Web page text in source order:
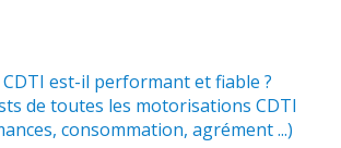
est-il performant et fiable ?
de toutes les motorisations CDTI
consommation, agrément ...)